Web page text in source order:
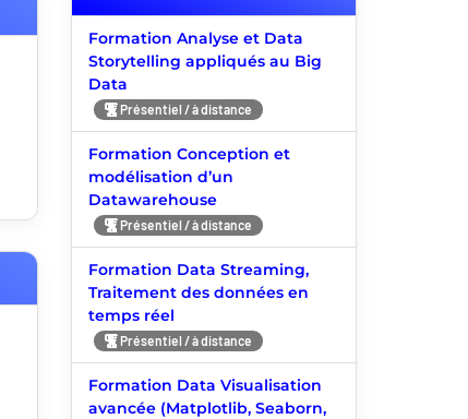
Formation Analyse et Data
Storytelling appliqués au Big
Data
Présentiel / à distance
Formation Conception et
modélisation d’un
Datawarehouse
Présentiel / à distance
Formation Data Streaming,
Traitement des données en
temps réel
Présentiel / à distance
Formation Data Visualisation
avancée (Matplotlib, Seaborn,